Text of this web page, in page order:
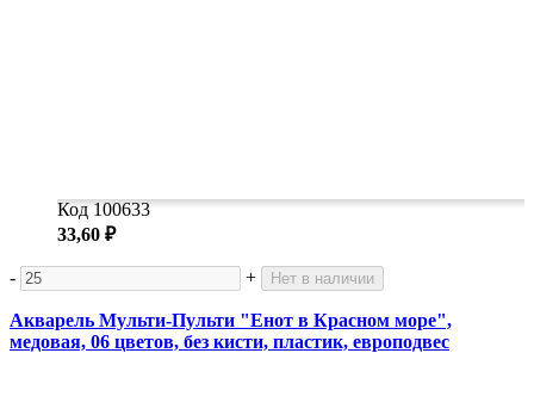
Код 100633
33,60 ₽
- + Нет в наличии
Акварель Мульти-Пульти "Енот в Красном море",
медовая, 06 цветов, без кисти, пластик, европодвес